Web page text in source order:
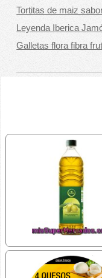
Tortitas de maiz
Leyenda Iberica
Galletas flora fibra